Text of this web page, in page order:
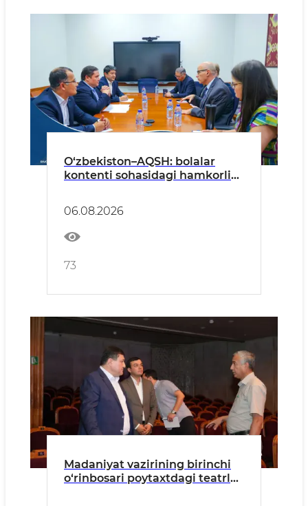
O‘zbekiston–AQSH: bolalar
kontenti sohasidagi hamkorlik
06.08.2026
73
Madaniyat vazirining birinchi
o‘rinbosari poytaxtdagi teatrlar